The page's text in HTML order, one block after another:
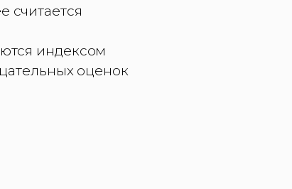
считается
индексом
оценок